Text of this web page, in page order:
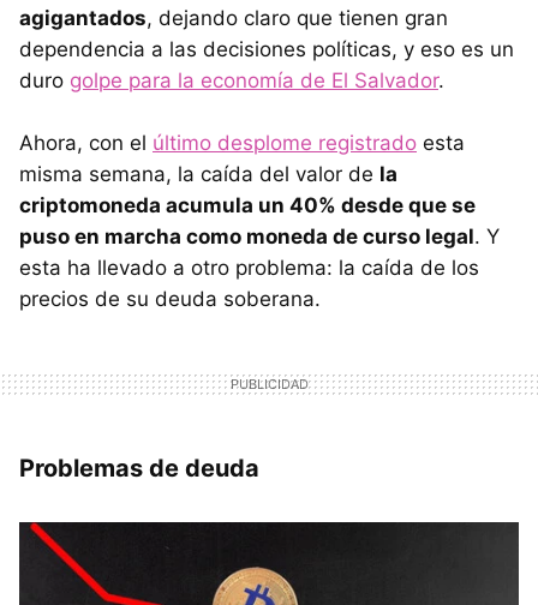
agigantados, dejando claro que tienen gran
dependencia a las decisiones políticas, y eso es un
duro golpe para la economía de El Salvador.
Ahora, con el último desplome registrado esta
misma semana, la caída del valor de la
criptomoneda acumula un 40% desde que se
puso en marcha como moneda de curso legal. Y
esta ha llevado a otro problema: la caída de los
precios de su deuda soberana.
Problemas de deuda